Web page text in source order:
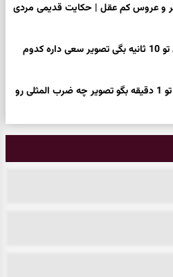
و عروس کم عقل | حکایت قدیمی مردی
ضرب المثل تصویری | میتونی تو 10 ثانیه بگی تصویر سعی داره کدوم
ضرب المثل تصویری سخت | تو 1 دقیقه بگو تصویر چه ضرب المثلی رو